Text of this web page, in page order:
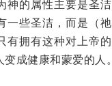
神的属性主要是圣
一些圣洁，而是（
有拥有这种对上帝
变成健康和蒙爱的人